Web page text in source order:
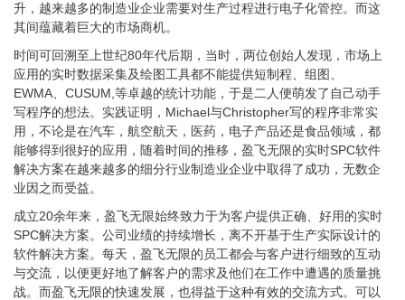
升，越来越多的制造业企业需要对生产过程进行电子化管控。而这
其间蕴藏着巨大的市场商机。
时间可回溯至上世纪80年代后期，当时，两位创始人发现，市场上
应用的实时数据采集及绘图工具都不能提供短制程、组图、
EWMA、CUSUM,等卓越的统计功能，于是二人便萌发了自己动手
写程序的想法。实践证明，Michael与Christopher写的程序非常实
用，不论是在汽车，航空航天，医药，电子产品还是食品领域，都
能够得到很好的应用，随着时间的推移，盈飞无限的实时SPC软件
解决方案在越来越多的细分行业制造业企业中取得了成功，无数企
业因之而受益。
成立20余年来，盈飞无限始终致力于为客户提供正确、好用的实时
SPC解决方案。公司业绩的持续增长，离不开基于生产实际设计的
软件解决方案。每天，盈飞无限的员工都会与客户进行细致的互动
与交流，以便更好地了解客户的需求及他们在工作中遭遇的质量挑
战。而盈飞无限的快速发展，也得益于这种有效的交流方式。可以